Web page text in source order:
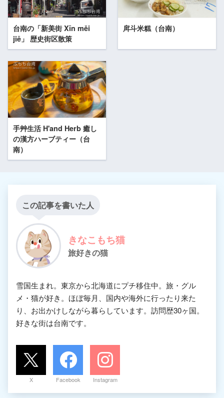
台南の「新美街 Xīn měi
jiē」 歴史街区散策
戽斗米糕（台南）
手艸生活 H'and Herb 癒し
の漢方ハーブティー（台
南）
この記事を書いた人
きなこもち猫
旅好きの猫
雪国生まれ。東京から北海道にプチ移住中。旅・グル
メ・猫が好き。ほぼ毎月、国内や海外に行ったり来た
り、お出かけしながら暮らしています。訪問歴30ヶ国。
好きな街は台南です。
X Facebook Instagram